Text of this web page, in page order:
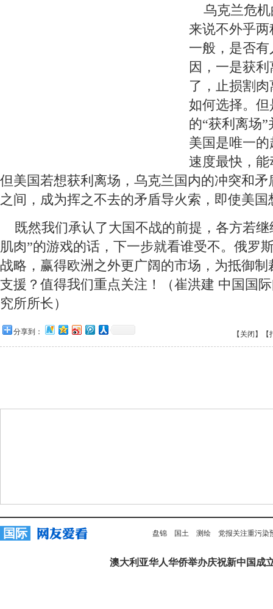
乌克兰危机
来说不外乎
一般，是否
因，一是获
了，止损割
如何选择。
的“获利离场
美国是唯一
速度最快，
但美国若想获利离场，乌克兰国内的冲突和
之间，成为挥之不去的矛盾导火索，即使美
既然我们承认了大国不战的前提，各方若继
肌肉”的游戏的话，下一步就看谁受不。俄罗
战略，赢得欧洲之外更广阔的市场，为抵御
支援？值得我们重点关注！（崔洪建 中国国
究所所长）
分享到： 【关闭】
国际 盘锦 国土 测绘 党报关注重污染
澳大利亚华人华侨举办庆祝新中国成